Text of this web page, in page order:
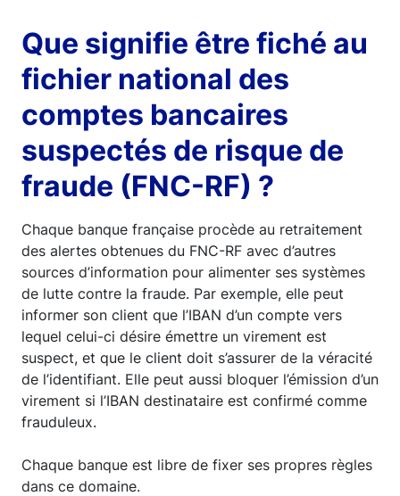
Que signifie être fiché au
fichier national des
comptes bancaires
suspectés de risque de
fraude (FNC-RF) ?
Chaque banque française procède au retraitement
des alertes obtenues du FNC-RF avec d’autres
sources d’information pour alimenter ses systèmes
de lutte contre la fraude. Par exemple, elle peut
informer son client que l’IBAN d’un compte vers
lequel celui-ci désire émettre un virement est
suspect, et que le client doit s’assurer de la véracité
de l’identifiant. Elle peut aussi bloquer l’émission d’un
virement si l’IBAN destinataire est confirmé comme
frauduleux.
Chaque banque est libre de fixer ses propres règles
dans ce domaine.